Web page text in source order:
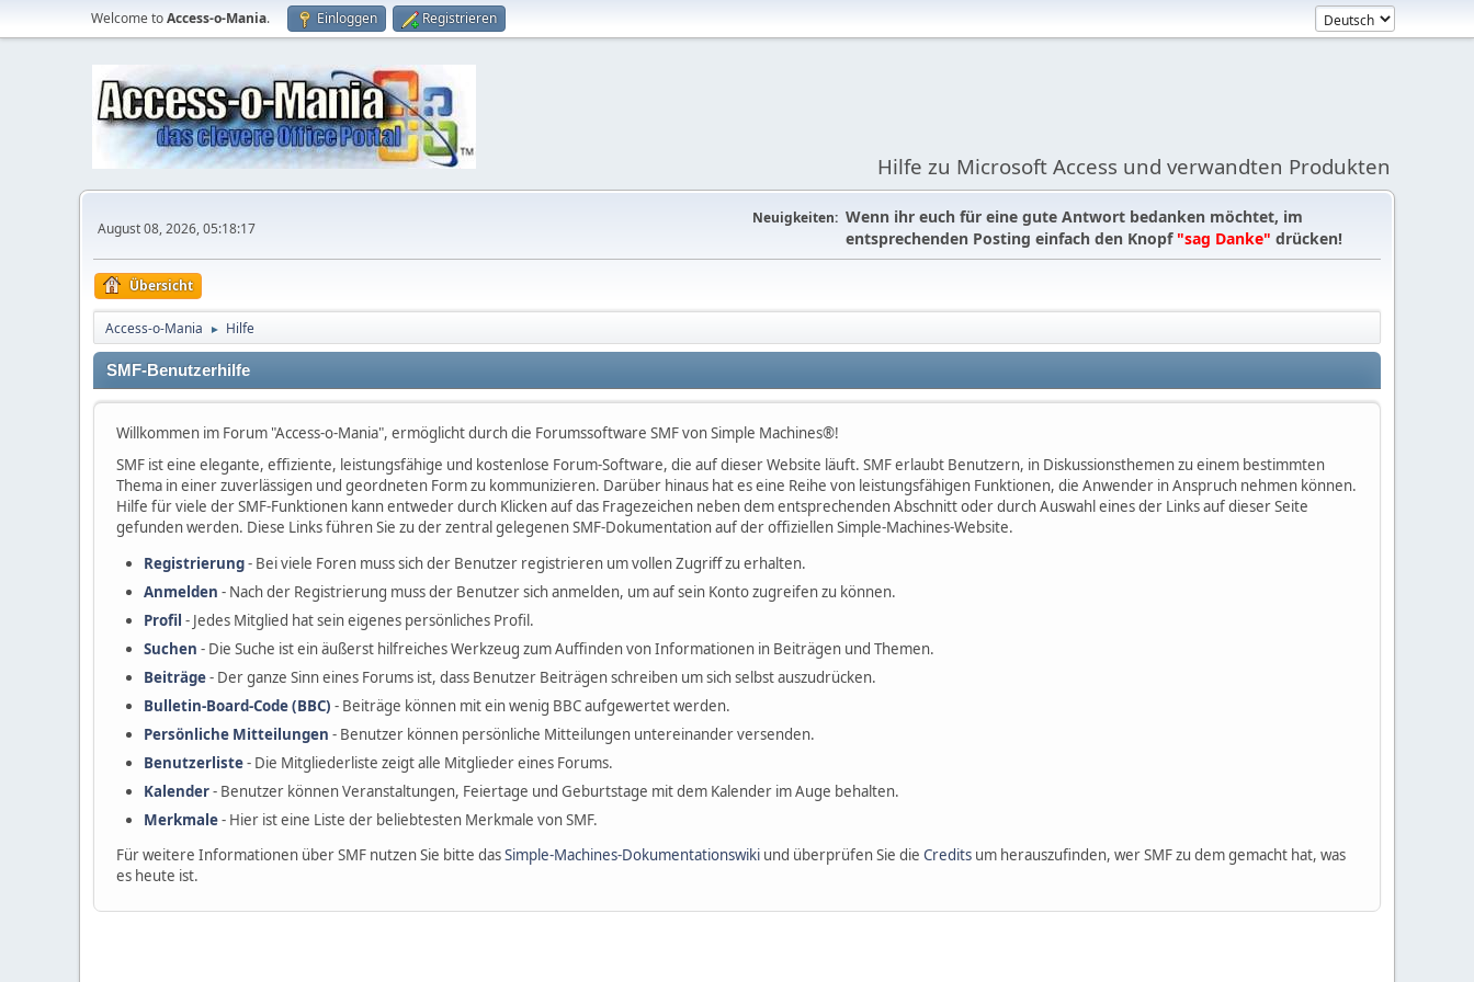
Welcome toAccess-o-Mania. Einloggen Registrieren
Hilfe zu Microsoft Access und verwandten Produkten
August 08, 2026, 05:18:17
Neuigkeiten: Wenn ihr euch für eine gute Antwort bedanken möchtet, im
entsprechenden Posting einfach den Knopf "sag Danke" drücken!
Übersicht
Access-o-Mania ► Hilfe
SMF-Benutzerhilfe
Willkommen im Forum "Access-o-Mania", ermöglicht durch die Forumssoftware SMF von Simple Machines®!
SMF ist eine elegante, effiziente, leistungsfähige und kostenlose Forum-Software, die auf dieser Website läuft. SMF erlaubt Benutzern, in Diskussionsthemen zu einem bestimmten
Thema in einer zuverlässigen und geordneten Form zu kommunizieren. Darüber hinaus hat es eine Reihe von leistungsfähigen Funktionen, die Anwender in Anspruch nehmen können.
Hilfe für viele der SMF-Funktionen kann entweder durch Klicken auf das Fragezeichen neben dem entsprechenden Abschnitt oder durch Auswahl eines der Links auf dieser Seite
gefunden werden. Diese Links führen Sie zu der zentral gelegenen SMF-Dokumentation auf der offiziellen Simple-Machines-Website.
Registrierung- Bei viele Foren muss sich der Benutzer registrieren um vollen Zugriff zu erhalten.
Anmelden - Nach der Registrierung muss der Benutzer sich anmelden, um auf sein Konto zugreifen zu können.
Profil - Jedes Mitglied hat sein eigenes persönliches Profil.
Suchen - Die Suche ist ein äußerst hilfreiches Werkzeug zum Auffinden von Informationen in Beiträgen und Themen.
Beiträge- Der ganze Sinn eines Forums ist, dass Benutzer Beiträgen schreiben um sich selbst auszudrücken.
Bulletin-Board-Code (BBC) - Beiträge können mit ein wenig BBC aufgewertet werden.
Persönliche Mitteilungen - Benutzer können persönliche Mitteilungen untereinander versenden.
Benutzerliste- Die Mitgliederliste zeigt alle Mitglieder eines Forums.
Kalender- Benutzer können Veranstaltungen, Feiertage und Geburtstage mit dem Kalender im Auge behalten.
Merkmale- Hier ist eine Liste der beliebtesten Merkmale von SMF.
Für weitere Informationen über SMF nutzen Sie bitte dasSimple-Machines-Dokumentationswiki und überprüfen Sie die Credits um herauszufinden, wer SMF zu dem gemacht hat, was
es heute ist.